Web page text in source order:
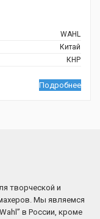
WAHL
Китай
КНР
Подробнее
творческой и
Мы являемся
в России, кроме